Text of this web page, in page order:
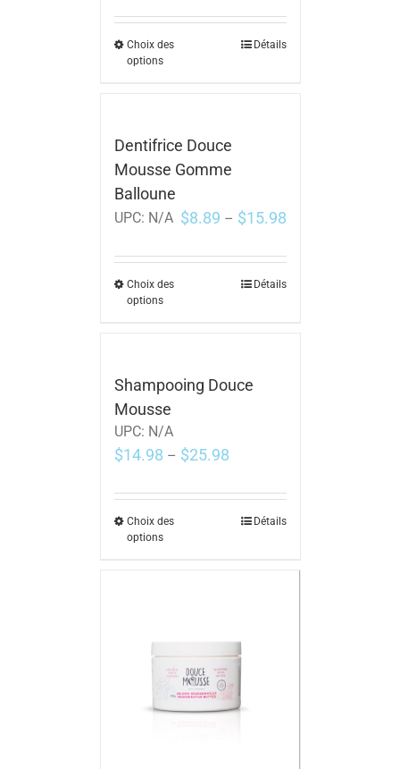
Choix des
options
Détails
Dentifrice Douce
Mousse Gomme
Balloune
UPC: N/A $8.89 – $15.98
Choix des
options
Détails
Shampooing Douce
Mousse
UPC: N/A
$14.98 – $25.98
Choix des
options
Détails